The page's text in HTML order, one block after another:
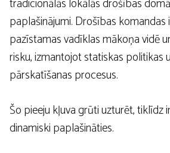
tradicionālās lokālās drošības
paplašinājumi. Drošības komandas
pazīstamas vadīklas mākoņa vidē
risku, izmantojot statiskas politikas
pārskatīšanas procesus.
Šo pieeju kļuva grūti uzturēt, tiklīdz
dinamiski paplašināties.